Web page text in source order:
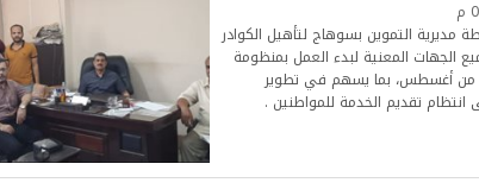
مديرية التموين بسوهاج لتأهيل الكوادر
الجهات المعنية لبدء العمل بمنظومة
من أغسطس، بما يسهم في تطوير
تقديم الخدمة للمواطنين .